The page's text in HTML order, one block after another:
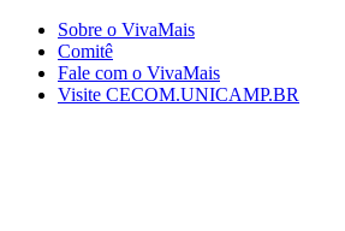
Conteúdo principal Menu principal
Sobre o VivaMais
Comitê
Fale com o VivaMais
Visite CECOM.UNICAMP.BR